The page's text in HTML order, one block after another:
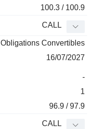
100.3 / 100.9
CALL
Obligations Convertibles
16/07/2027
-
1
96.9 / 97.9
CALL